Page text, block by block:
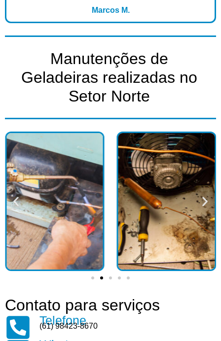
Marcos M.
Manutenções de
Geladeiras realizadas no
Setor Norte​
Contato para serviços
Telefone
(61) 98423-8670